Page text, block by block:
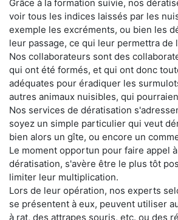
Grâce à la formation suivie, nos
voir tous les indices laissés par les
exemple les excréments, ou bien les
leur passage, ce qui leur permettra de
Nos collaborateurs sont des
qui ont été formés, et qui ont donc
adéquates pour éradiquer les
autres animaux nuisibles, qui
Nos services de dératisation
soyez un simple particulier qui veut
bien alors un gîte, ou encore un
Le moment opportun pour faire appel
dératisation, s'avère être le plus tôt
limiter leur multiplication.
Lors de leur opération, nos experts
se présentent à eux, peuvent utiliser
à rat, des attrapes souris, etc. ou des